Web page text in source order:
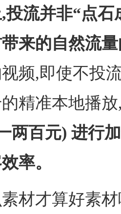
投流并非“点石
来的自然流
频,即使不投
精准本地播
两百元) 进行
率。
才算好素材